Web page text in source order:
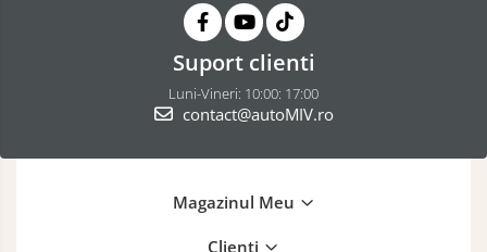
Suport clienti
Luni-Vineri: 10:00: 17:00
contact@autoMIV.ro
Magazinul Meu
Clienti